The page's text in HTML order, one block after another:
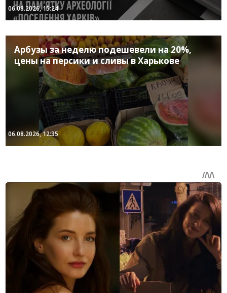
06.08.2026, 15:24
Арбузы за неделю подешевели на 20%,
цены на персики и сливы в Харькове
06.08.2026, 12:35